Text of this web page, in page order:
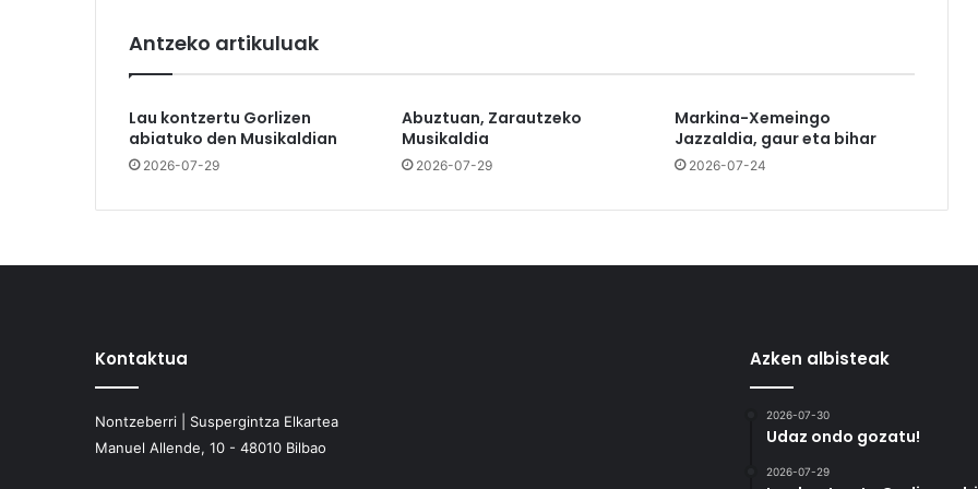
Antzeko artikuluak
Lau kontzertu Gorlizen
abiatuko den Musikaldian
2026-07-29
Abuztuan, Zarautzeko
Musikaldia
2026-07-29
Markina-Xemeingo
Jazzaldia, gaur eta bihar
2026-07-24
Kontaktua
Nontzeberri | Suspergintza Elkartea
Manuel Allende, 10 - 48010 Bilbao
Azken albisteak
2026-07-30
Udaz ondo gozatu!
2026-07-29